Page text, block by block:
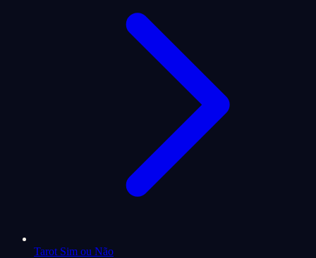
Tarot Sim ou Não